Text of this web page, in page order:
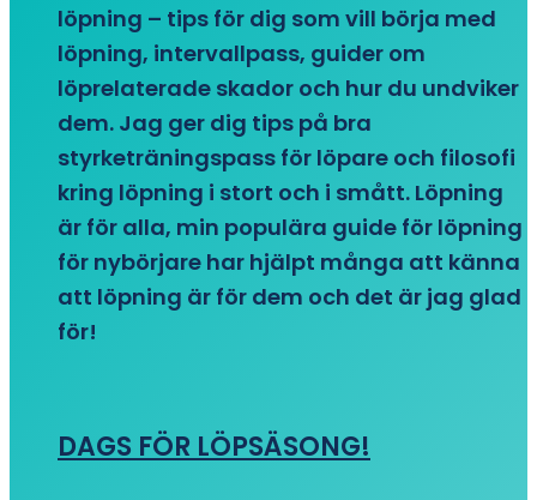
löpning – tips för dig som vill börja med
löpning, intervallpass, guider om
löprelaterade skador och hur du undviker
dem. Jag ger dig tips på bra
styrketräningspass för löpare och filosofi
kring löpning i stort och i smått. Löpning
är för alla, min populära guide för löpning
för nybörjare har hjälpt många att känna
att löpning är för dem och det är jag glad
för!
DAGS FÖR LÖPSÄSONG!